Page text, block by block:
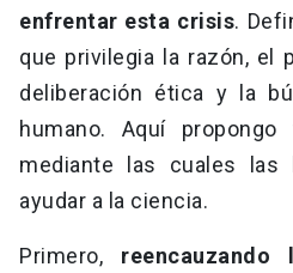
enfrentar esta crisis.
que privilegia la razón, el
deliberación ética y la
humano. Aquí
mediante las cuales las
ayudar a la ciencia.
Primero,